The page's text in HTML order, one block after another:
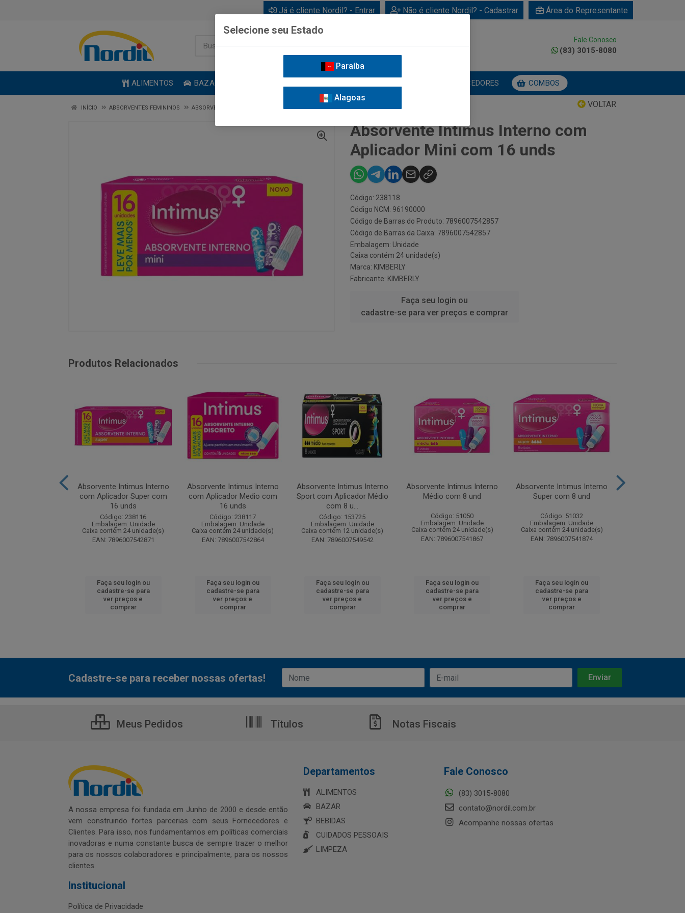
Já é cliente Nordil? - Entrar Não é cliente Nordil? - Cadastrar Área do Representante
Fale Conosco
(83) 3015-8080
ALIMENTOS BAZAR FORNECEDORES COMBOS
VOLTAR
INÍCIO ABSORVENTES FEMININOS ABSORVENTE INTERNO ABSORVENTE INTIMUS INTERNO COM APLICADOR MINI COM 16 UNDS
Absorvente Intimus Interno com
Aplicador Mini com 16 unds
Código: 238118
Código NCM: 96190000
Código de Barras do Produto: 7896007542857
Código de Barras da Caixa: 7896007542857
Embalagem: Unidade
Caixa contém 24 unidade(s)
Marca: KIMBERLY
Fabricante: KIMBERLY
Faça seu login ou
cadastre-se para ver preços e comprar
Produtos Relacionados
Absorvente Intimus Interno
com Aplicador Super com
16 unds
Código: 238116
Embalagem: Unidade
Caixa contém 24 unidade(s)
EAN: 7896007542871
Faça seu login ou
cadastre-se para
ver preços e
comprar
Absorvente Intimus Interno
com Aplicador Medio com
16 unds
Código: 238117
Embalagem: Unidade
Caixa contém 24 unidade(s)
EAN: 7896007542864
Faça seu login ou
cadastre-se para
ver preços e
comprar
Absorvente Intimus Interno
Sport com Aplicador Médio
com 8 u...
Código: 153725
Embalagem: Unidade
Caixa contém 12 unidade(s)
EAN: 7896007549542
Faça seu login ou
cadastre-se para
ver preços e
comprar
Absorvente Intimus Interno
Médio com 8 und
Código: 51050
Embalagem: Unidade
Caixa contém 24 unidade(s)
EAN: 7896007541867
Faça seu login ou
cadastre-se para
ver preços e
comprar
Absorvente Intimus Interno
Super com 8 und
Código: 51032
Embalagem: Unidade
Caixa contém 24 unidade(s)
EAN: 7896007541874
Faça seu login ou
cadastre-se para
ver preços e
comprar
Cadastre-se para receber nossas ofertas!
Meus Pedidos Títulos Notas Fiscais
A nossa empresa foi fundada em Junho de 2000 e desde então
vem construindo fortes parcerias com seus Fornecedores e
Clientes. Para isso, nos fundamentamos em políticas comerciais
inovadoras e numa constante busca de sempre trazer o melhor
para os nossos colaboradores e principalmente, para os nossos
clientes.
Institucional
Política de Privacidade
Departamentos
ALIMENTOS
BAZAR
BEBIDAS
CUIDADOS PESSOAIS
LIMPEZA
Fale Conosco
(83) 3015-8080
contato@nordil.com.br
Acompanhe nossas ofertas
Selecione seu Estado
Paraíba
Alagoas